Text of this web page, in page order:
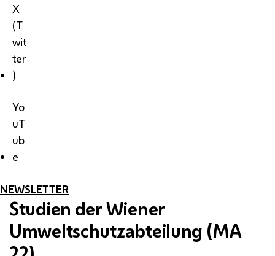
X
(T
wit
ter
)
Yo
uT
ub
e
NEWSLETTER
Studien der Wiener
Umweltschutzabteilung (MA